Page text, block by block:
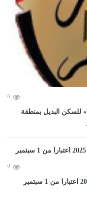
0
رئيس الوزراء يتفقد مشروع «روضة السيدة 2» للسكن البديل بمنطقة
0